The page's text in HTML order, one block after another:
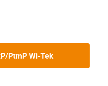
PtmP Wi-Tek